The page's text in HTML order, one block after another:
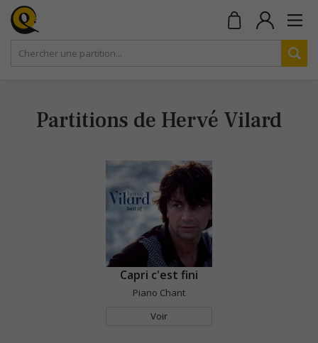
Partitions de Hervé Vilard
Capri c'est fini
Piano Chant
Voir